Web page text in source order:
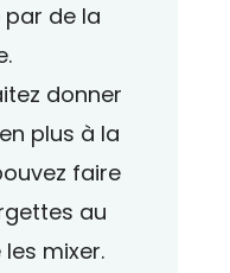
de la
donner
plus à la
faire
au
mixer.